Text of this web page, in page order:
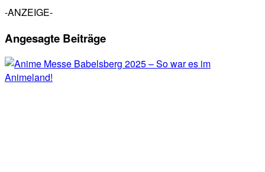
-ANZEIGE-
Angesagte Beiträge